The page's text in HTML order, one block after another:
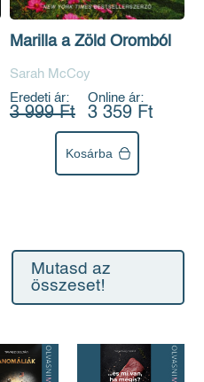
Marilla a Zöld Oromból
Sarah McCoy
Eredeti ár:
3 999 Ft
Online ár:
3 359 Ft
Kosárba
Mutasd az
összeset!